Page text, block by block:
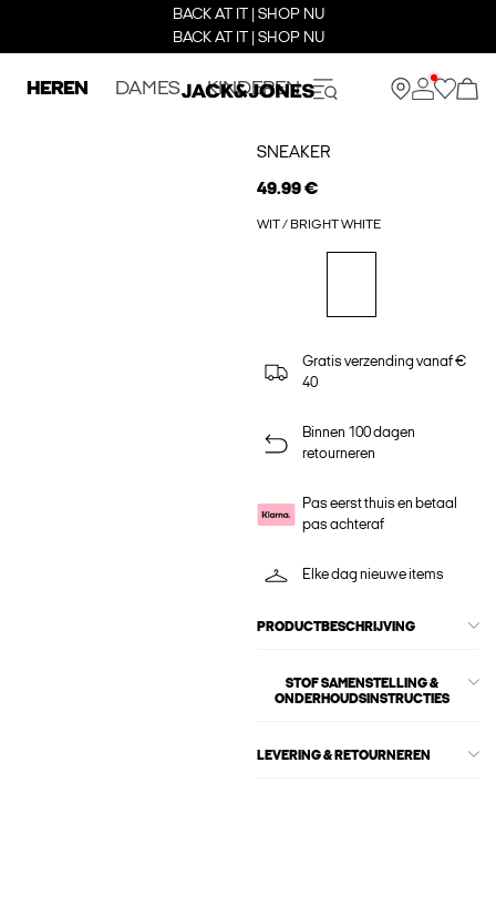
BACK AT IT | SHOP NU
BACK AT IT | SHOP NU
HEREN DAMES KINDEREN
SNEAKER
49.99 €
WIT / BRIGHT WHITE
Gratis verzending vanaf €
40
Binnen 100 dagen
retourneren
Pas eerst thuis en betaal
pas achteraf
Elke dag nieuwe items
PRODUCTBESCHRIJVING
STOF SAMENSTELLING &
ONDERHOUDSINSTRUCTIES
LEVERING & RETOURNEREN